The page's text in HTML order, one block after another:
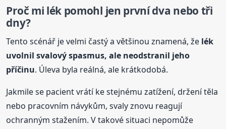
Proč mi lék pomohl jen první dva nebo tři
dny?
Tento scénář je velmi častý a většinou znamená, že lék
uvolnil svalový spasmus, ale neodstranil jeho
příčinu. Úleva byla reálná, ale krátkodobá.
Jakmile se pacient vrátí ke stejnému zatížení, držení těla
nebo pracovním návykům, svaly znovu reagují
ochranným stažením. V takové situaci nepomůže